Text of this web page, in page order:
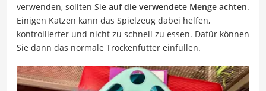
verwenden, sollten Sie auf die verwendete Menge achten.
Einigen Katzen kann das Spielzeug dabei helfen,
kontrollierter und nicht zu schnell zu essen. Dafür können
Sie dann das normale Trockenfutter einfüllen.